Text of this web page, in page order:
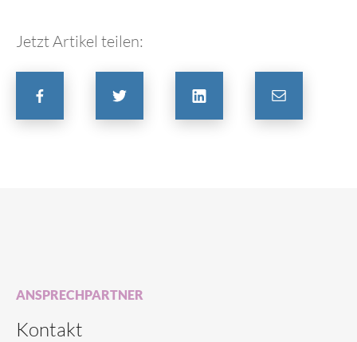
Jetzt Artikel teilen:
ANSPRECHPARTNER
Kontakt